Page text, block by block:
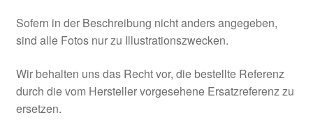
Sofern in der Beschreibung nicht anders angegeben,
sind alle Fotos nur zu Illustrationszwecken.
Wir behalten uns das Recht vor, die bestellte Referenz
durch die vom Hersteller vorgesehene Ersatzreferenz zu
ersetzen.